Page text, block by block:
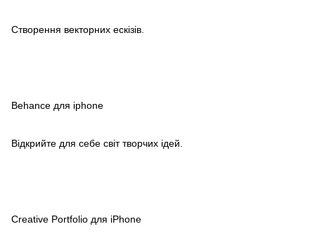
Створення векторних ескізів.
Behance для iphone
Відкрийте для себе світ творчих ідей.
Creative Portfolio для iPhone